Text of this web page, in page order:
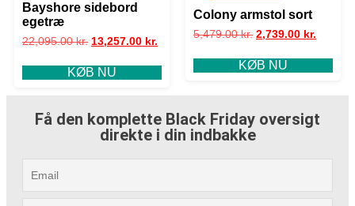
Bayshore sidebord
egetræ
22,095.00kr. 13,257.00 kr.
KØB NU
Colony armstol sort
5,479.00kr. 2,739.00 kr.
KØB NU
Få den komplette Black Friday oversigt
direkte i din indbakke